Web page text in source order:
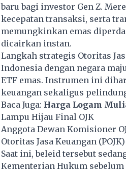
baru bagi investor Gen Z.
kecepatan transaksi, serta
memungkinkan emas
dicairkan instan.
Langkah strategis Otoritas
Indonesia dengan negara
ETF emas. Instrumen ini
keuangan sekaligus
Baca Juga: Harga Logam
Lampu Hijau Final OJK
Anggota Dewan Komisioner
Otoritas Jasa Keuangan
Saat ini, beleid tersebut
Kementerian Hukum